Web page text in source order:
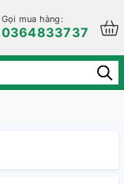
Gọi mua hàng:
0364833737